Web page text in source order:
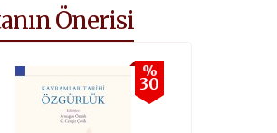
Önerisi
%
30